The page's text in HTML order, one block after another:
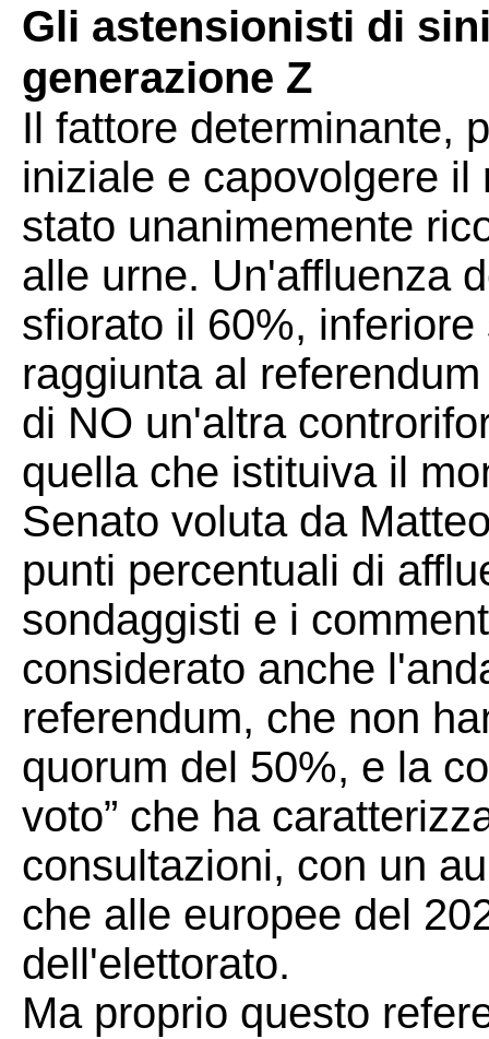
Gli astensionisti di
generazione Z
Il fattore determinante,
iniziale e capovolgere
stato unanimemente
alle urne. Un'affluenza
sfiorato il 60%,
raggiunta al
di NO un'altra
quella che istituiva il
Senato voluta da
punti percentuali di
sondaggisti e i
considerato anche
referendum, che non
quorum del 50%, e la
voto” che ha
consultazioni, con un
che alle europee del
dell'elettorato.
Ma proprio questo